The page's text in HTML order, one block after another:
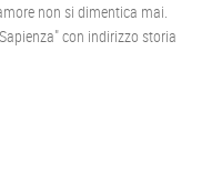
non si dimentica mai.
con indirizzo storia